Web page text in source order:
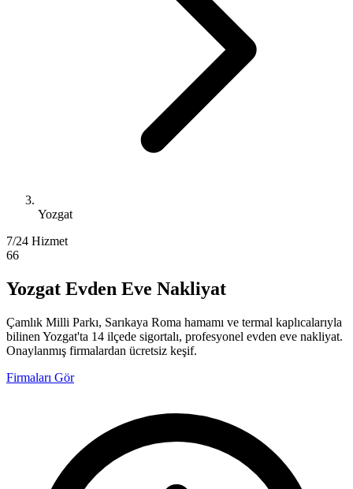
Yozgat
7/24 Hizmet
66
Yozgat Evden Eve Nakliyat
Çamlık Milli Parkı, Sarıkaya Roma hamamı ve termal kaplıcalarıyla
bilinen Yozgat'ta 14 ilçede sigortalı, profesyonel evden eve nakliyat.
Onaylanmış firmalardan ücretsiz keşif.
Firmaları Gör